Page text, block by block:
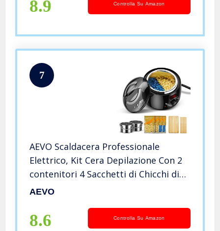
8.9 Controlla Su Amazon
7
AEVO Scaldacera Professionale
Elettrico, Kit Cera Depilazione Con 2
contenitori 4 Sacchetti di Chicchi di
Cera e 20 Spatole, Temperatura
Bellezza Corpo Bikini e Viso
AEVO
8.6 Controlla Su Amazon